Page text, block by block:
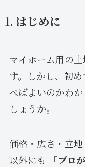
1. はじめに
マイホーム用の
す。しかし、初
べばよいのかわ
しょうか。
価格・広さ・立
以外にも
「プロ